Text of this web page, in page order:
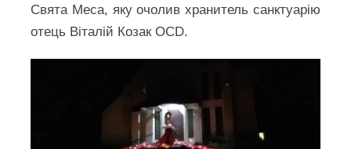
Свята Меса, яку очолив хранитель санктуарію
отець Віталій Козак OCD.